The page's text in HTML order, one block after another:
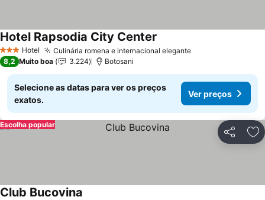
3 EstrelasHotel Culinária romena e internacional elegante
Hotel Rapsodia City Center
8,2 Muito boa 3.224 Botosani
Selecione as datas para ver os preços
exatos.
Ver preços
Partilhar
Escolha popular
Club Bucovina